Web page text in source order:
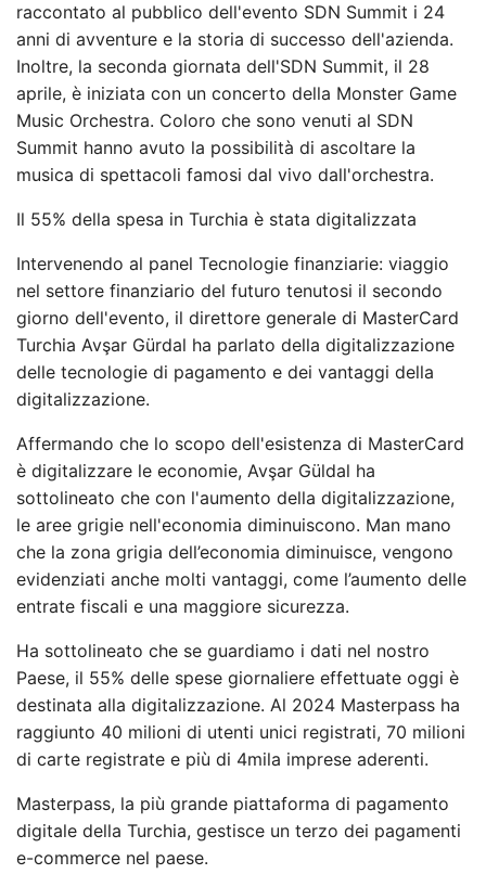
raccontato al pubblico dell'evento SDN Summit i 24
anni di avventure e la storia di successo dell'azienda.
Inoltre, la seconda giornata dell'SDN Summit, il 28
aprile, è iniziata con un concerto della Monster Game
Music Orchestra. Coloro che sono venuti al SDN
Summit hanno avuto la possibilità di ascoltare la
musica di spettacoli famosi dal vivo dall'orchestra.
Il 55% della spesa in Turchia è stata digitalizzata
Intervenendo al panel Tecnologie finanziarie: viaggio
nel settore finanziario del futuro tenutosi il secondo
giorno dell'evento, il direttore generale di MasterCard
Turchia Avşar Gürdal ha parlato della digitalizzazione
delle tecnologie di pagamento e dei vantaggi della
digitalizzazione.
Affermando che lo scopo dell'esistenza di MasterCard
è digitalizzare le economie, Avşar Güldal ha
sottolineato che con l'aumento della digitalizzazione,
le aree grigie nell'economia diminuiscono. Man mano
che la zona grigia dell’economia diminuisce, vengono
evidenziati anche molti vantaggi, come l’aumento delle
entrate fiscali e una maggiore sicurezza.
Ha sottolineato che se guardiamo i dati nel nostro
Paese, il 55% delle spese giornaliere effettuate oggi è
destinata alla digitalizzazione. Al 2024 Masterpass ha
raggiunto 40 milioni di utenti unici registrati, 70 milioni
di carte registrate e più di 4mila imprese aderenti.
Masterpass, la più grande piattaforma di pagamento
digitale della Turchia, gestisce un terzo dei pagamenti
e-commerce nel paese.